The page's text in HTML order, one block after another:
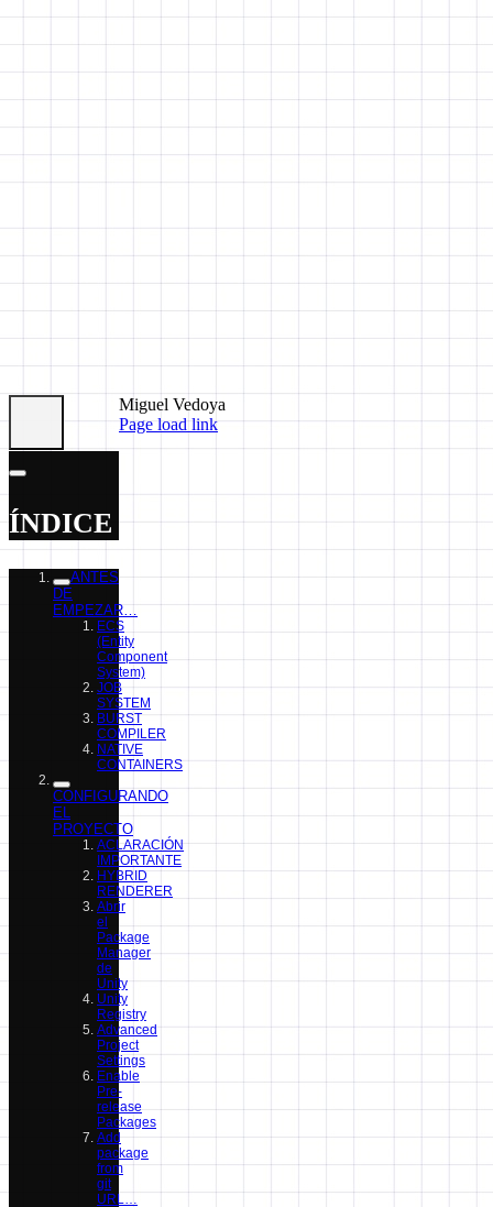
ÍNDICE
ANTES
DE
EMPEZAR…
ECS
(Entity
Component
System)
JOB
SYSTEM
BURST
COMPILER
NATIVE
CONTAINERS
CONFIGURANDO
EL
PROYECTO
ACLARACIÓN
IMPORTANTE
HYBRID
RENDERER
Abrir
el
Package
Manager
de
Unity
Unity
Registry
Advanced
Project
Settings
Enable
Pre-
release
Packages
Add
package
from
git
URL…
Miguel Vedoya
Page load link